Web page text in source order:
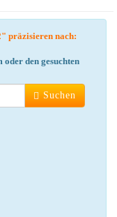
präzisieren nach:
oder den gesuchten
Suchen